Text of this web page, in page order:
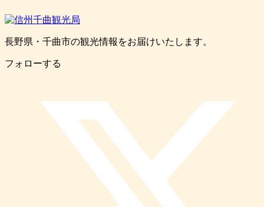
長野県・千曲市の観光情報をお届けいたします。
フォローする